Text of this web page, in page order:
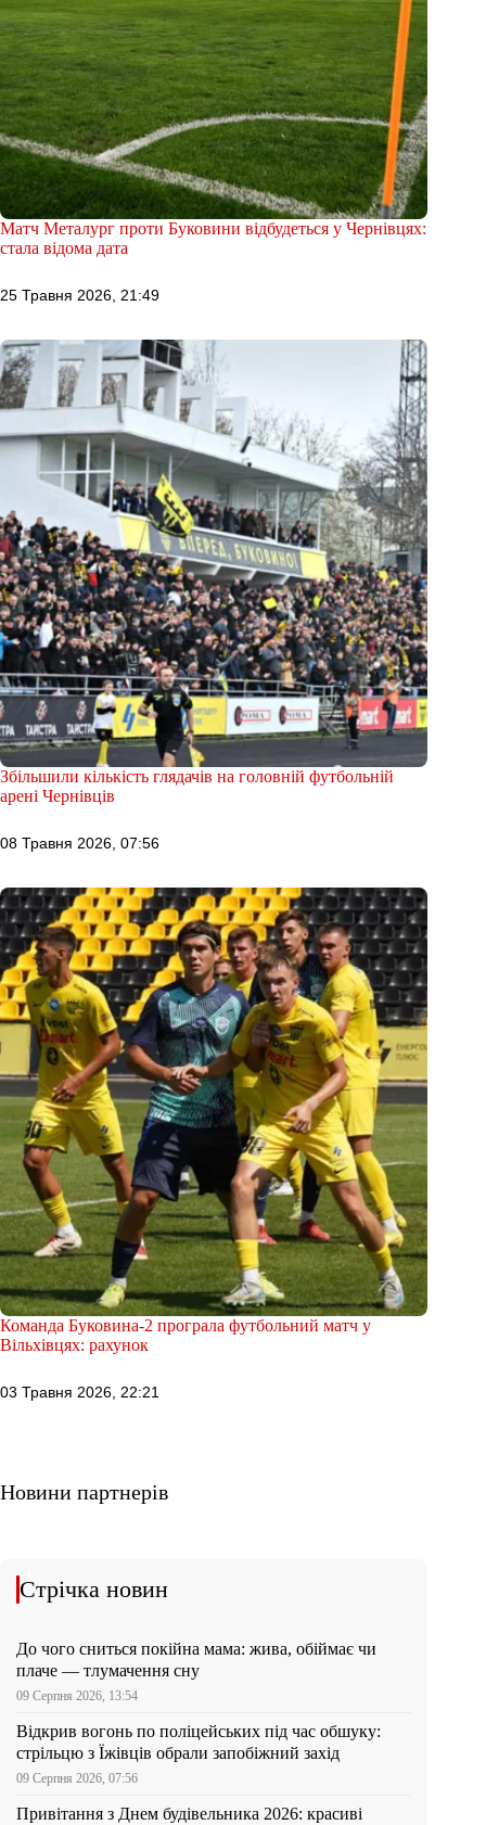
Матч Металург проти Буковини відбудеться у Чернівцях:
стала відома дата
25 Травня 2026, 21:49
Збільшили кількість глядачів на головній футбольній
арені Чернівців
08 Травня 2026, 07:56
Команда Буковина-2 програла футбольний матч у
Вільхівцях: рахунок
03 Травня 2026, 22:21
Новини партнерів
Стрічка новин
До чого сниться покійна мама: жива, обіймає чи
плаче — тлумачення сну
09 Серпня 2026, 13:54
Відкрив вогонь по поліцейських під час обшуку:
стрільцю з Їжівців обрали запобіжний захід
09 Серпня 2026, 07:56
Привітання з Днем будівельника 2026: красиві